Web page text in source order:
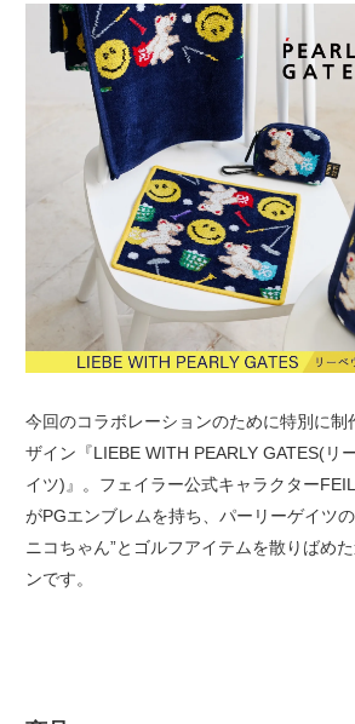
今回のコラボレーションのために特別に制
ザイン『LIEBE WITH PEARLY GATES(リ
イツ)』。フェイラー公式キャラクター
がPGエンブレムを持ち、パーリーゲイツ
ニコちゃん”とゴルフアイテムを散りばめ
ンです。